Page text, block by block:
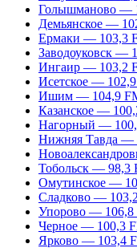
Голышманово —
Демьянское —
Ермаки — 103,3
Заводоуковск —
Ингаир — 103,2
Исетское —
Ишим — 104,9
Казанское —
Нагорный —
Нижняя Тавда —
Тобольск — 98,3
Омутинское —
Сладково —
Упорово — 106,8
Черное — 100,3
Ярково — 103,4